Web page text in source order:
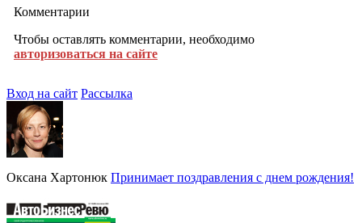
Комментарии
Чтобы оставлять комментарии, необходимо
авторизоваться на сайте
Вход на сайт Рассылка
Оксана Хартонюк Принимает поздравления с днем рождения!